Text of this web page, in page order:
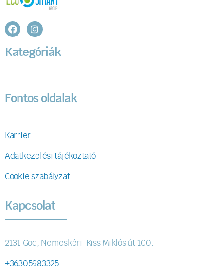
Kategóriák
Fontos oldalak
Karrier
Adatkezelési tájékoztató
Cookie szabályzat
Kapcsolat
2131 Göd, Nemeskéri-Kiss Miklós út 100.
+36305983325